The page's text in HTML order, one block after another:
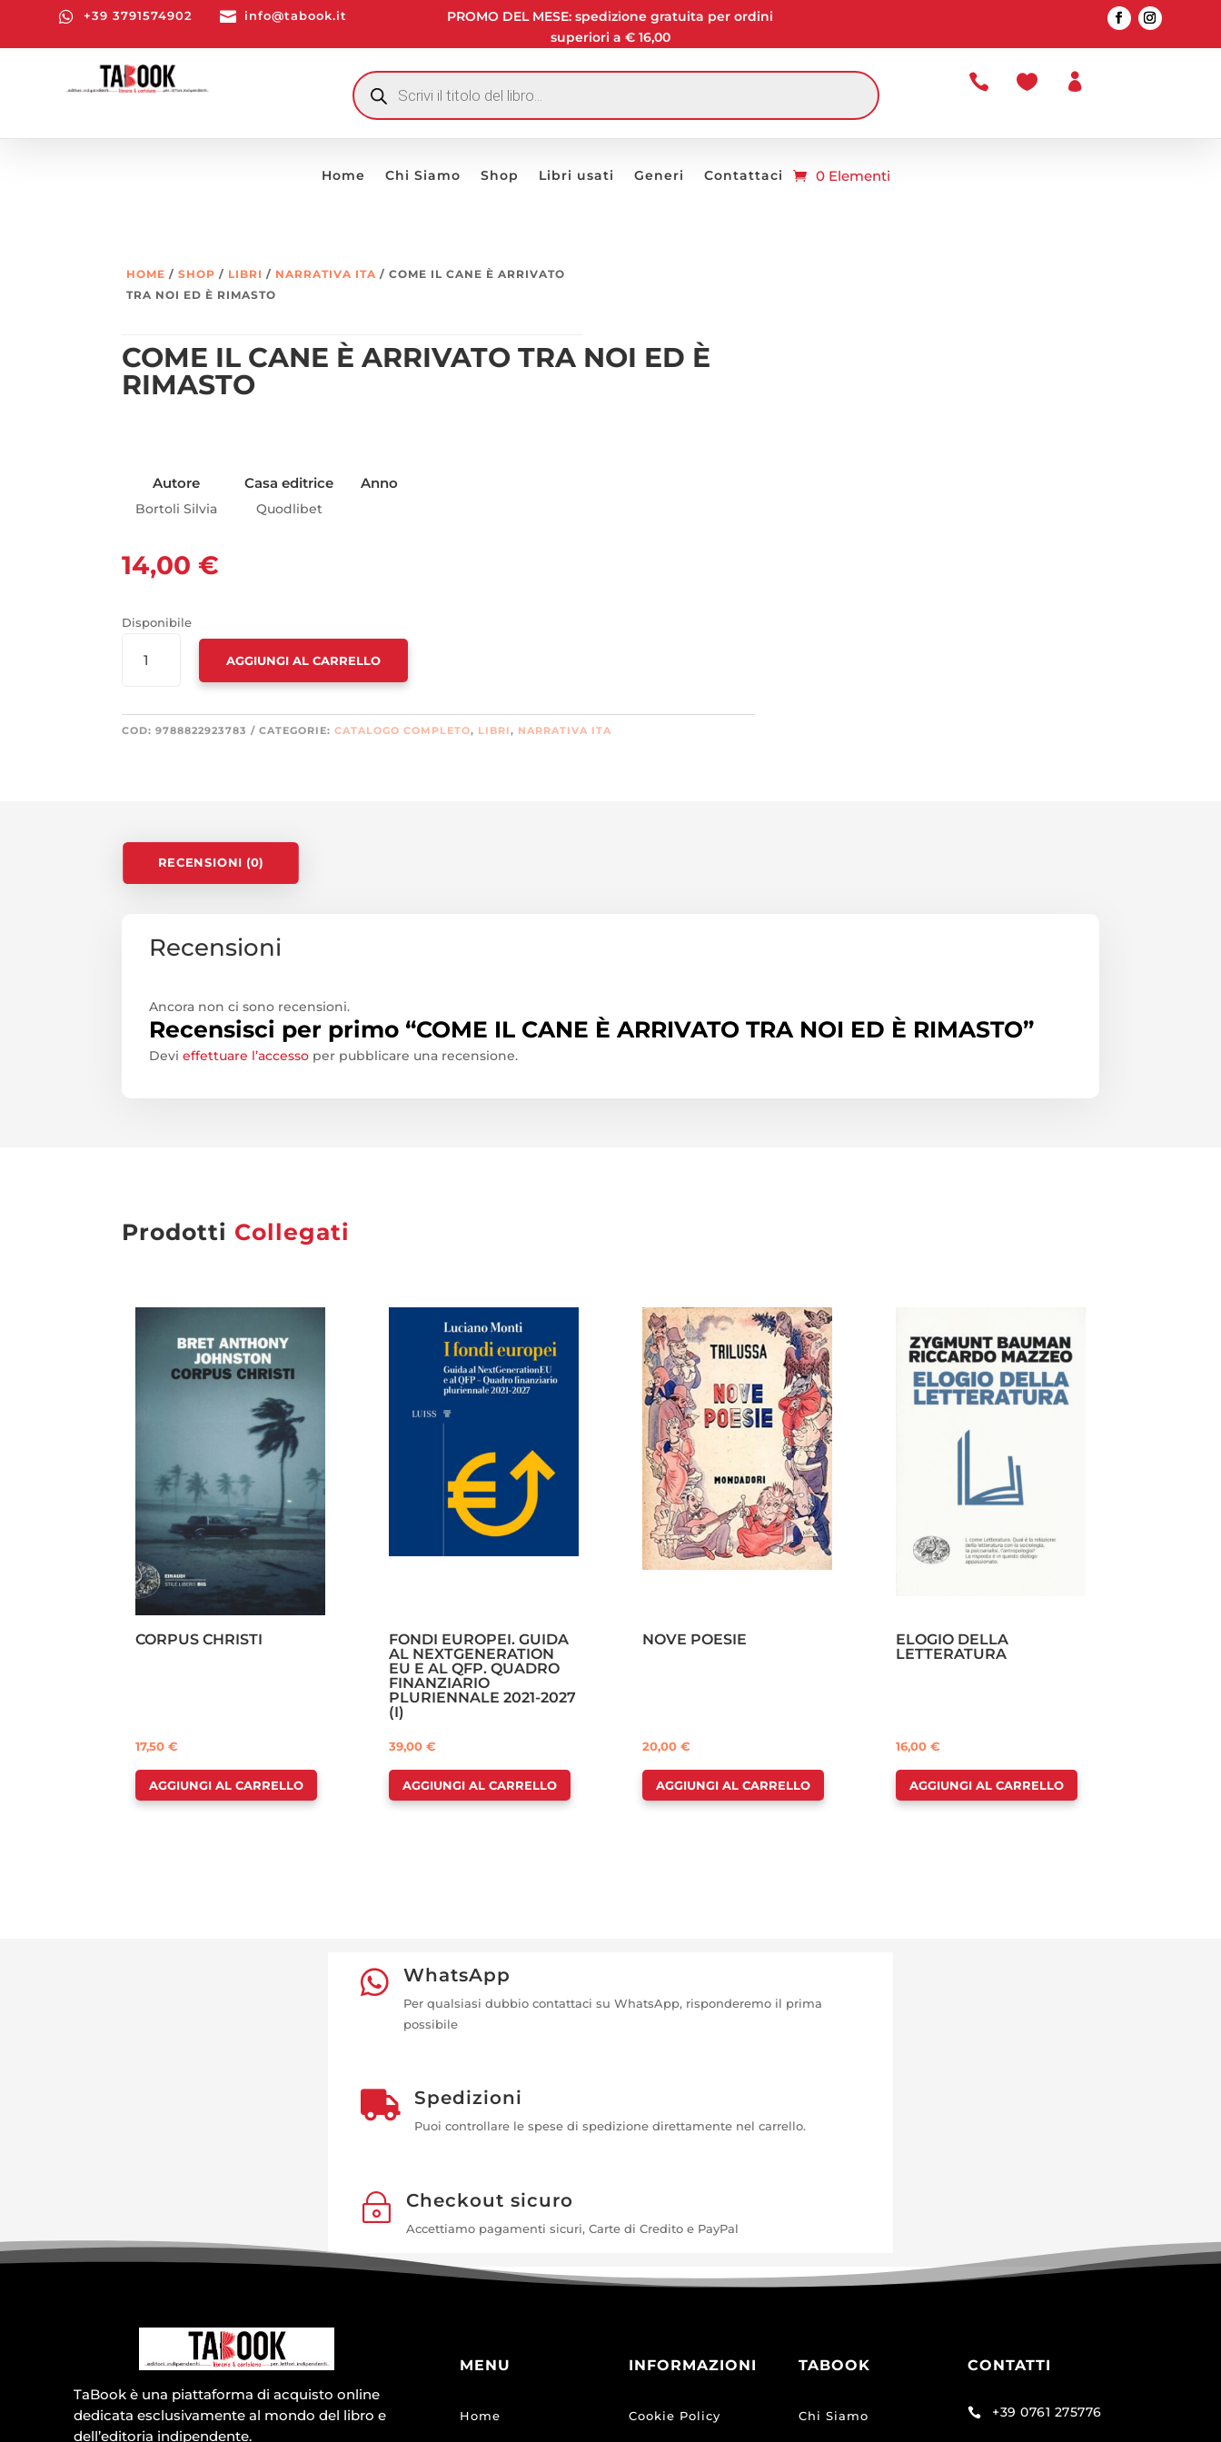
 +39 3791574902  info@tabook.it
PROMO DEL MESE: spedizione gratuita per ordini
superiori a € 16,00
RICERCA
PRODOTTI
  
Home Chi Siamo Shop Libri usati Generi Contattaci 0 Elementi
HOME /SHOP / LIBRI / NARRATIVA ITA / COME IL CANE È ARRIVATO
TRA NOI ED È RIMASTO
COME IL CANE È ARRIVATO TRA NOI ED È
RIMASTO
Autore
Bortoli Silvia
Casa editrice
Quodlibet
Anno
14,00€
Disponibile
ARRIVATO
AGGIUNGI AL CARRELLO
COD:9788822923783 CATEGORIE:CATALOGO COMPLETO, LIBRI, NARRATIVA ITA
RECENSIONI (0)
Recensioni
Ancora non ci sono recensioni.
Recensisci per primo “COME IL CANE È ARRIVATO TRA NOI ED È RIMASTO”
Devieffettuare l’accesso per pubblicare una recensione.
Prodotti Collegati
CORPUS CHRISTI
17,50€
AGGIUNGI AL CARRELLO
FONDI EUROPEI. GUIDA
AL NEXTGENERATION
EU E AL QFP. QUADRO
FINANZIARIO
PLURIENNALE 2021-2027
(I)
39,00€
AGGIUNGI AL CARRELLO
NOVE POESIE
20,00€
AGGIUNGI AL CARRELLO
ELOGIO DELLA
LETTERATURA
16,00€
AGGIUNGI AL CARRELLO
 WhatsApp
Per qualsiasi dubbio contattaci su WhatsApp, risponderemo il prima
possibile
 Spedizioni
Puoi controllare le spese di spedizione direttamente nel carrello.
~ Checkout sicuro
Accettiamo pagamenti sicuri, Carte di Credito e PayPal
TaBook è una piattaforma di acquisto online
dedicata esclusivamente al mondo del libro e
dell’editoria indipendente.
MENU
Home
INFORMAZIONI
Cookie Policy
TABOOK
Chi Siamo
CONTATTI
 +39 0761 275776